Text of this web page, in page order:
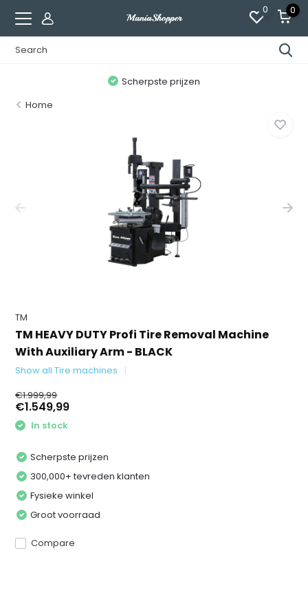
0 0
Scherpste prijzen
Home
TM
TM HEAVY DUTY Profi Tire Removal Machine
With Auxiliary Arm - BLACK
Show all Tire machines
€1.999,99
€1.549,99
In stock
Scherpste prijzen
300,000+ tevreden klanten
Fysieke winkel
Groot voorraad
Compare